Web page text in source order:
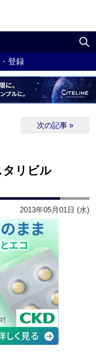
登録
次の記事 »
タリビル
2013年05月01日 (水)